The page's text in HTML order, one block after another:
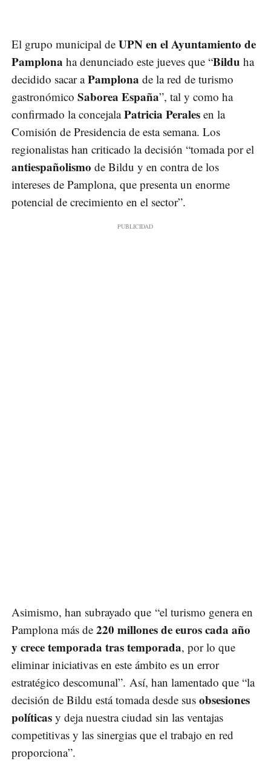
El grupo municipal de UPN en el Ayuntamiento de
Pamplona ha denunciado este jueves que “Bildu ha
decidido sacar aPamplona de la red de turismo
gastronómico Saborea España”, tal y como ha
confirmado la concejalaPatricia Perales en la
Comisión de Presidencia de esta semana. Los
regionalistas han criticado la decisión “tomada por el
antiespañolismo de Bildu y en contra de los
intereses de Pamplona, que presenta un enorme
potencial de crecimiento en el sector”.
Asimismo, han subrayado que “el turismo genera en
Pamplona más de 220 millones de euros cada año
y crece temporada tras temporada, por lo que
eliminar iniciativas en este ámbito es un error
estratégico descomunal”. Así, han lamentado que “la
decisión de Bildu está tomada desde sus obsesiones
políticas y deja nuestra ciudad sin las ventajas
competitivas y las sinergias que el trabajo en red
proporciona”.